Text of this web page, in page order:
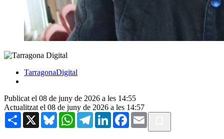
TarragonaDigital
Publicat el 08 de juny de 2026 a les 14:55
Actualitzat el 08 de juny de 2026 a les 14:57
Share X BlueskyWhatsAppTelegramLinkedInFacebook
Email